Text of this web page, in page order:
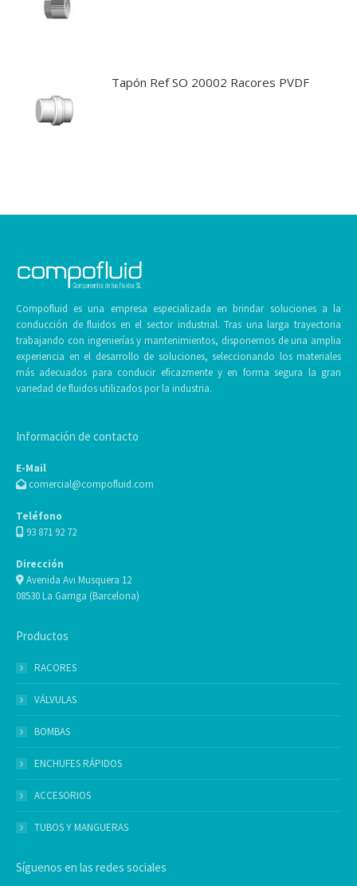
Tapón Ref SO 20002 Racores PVDF
Compofluid es una empresa especializada en brindar soluciones a la
conducción de fluidos en el sector industrial. Tras una larga trayectoria
trabajando con ingenierías y mantenimientos, disponemos de una amplia
experiencia en el desarrollo de soluciones, seleccionando los materiales
más adecuados para conducir eficazmente y en forma segura la gran
variedad de fluidos utilizados por la industria.
Información de contacto
E-Mail
comercial@compofluid.com
Teléfono
93 871 92 72
Dirección
Avenida Avi Musquera 12
08530 La Garriga (Barcelona)
Productos
RACORES
VÁLVULAS
BOMBAS
ENCHUFES RÁPIDOS
ACCESORIOS
TUBOS Y MANGUERAS
Síguenos en las redes sociales